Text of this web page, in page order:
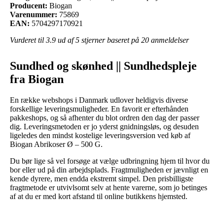
Producent: Biogan
Varenummer: 75869
EAN: 5704297170921
Vurderet til 3.9 ud af 5 stjerner baseret på 20 anmeldelser
Sundhed og skønhed || Sundhedspleje
fra Biogan
En række webshops i Danmark udlover heldigvis diverse
forskellige leveringsmuligheder. En favorit er efterhånden
pakkeshops, og så afhenter du blot ordren den dag der passer
dig. Leveringsmetoden er jo yderst gnidningsløs, og desuden
ligeledes den mindst kostelige leveringsversion ved køb af
Biogan Abrikoser Ø – 500 G.
Du bør lige så vel forsøge at vælge udbringning hjem til hvor du
bor eller ud på din arbejdsplads. Fragtmuligheden er jævnligt en
kende dyrere, men endda ekstremt simpel. Den prisbilligste
fragtmetode er utvivlsomt selv at hente varerne, som jo betinges
af at du er med kort afstand til online butikkens hjemsted.